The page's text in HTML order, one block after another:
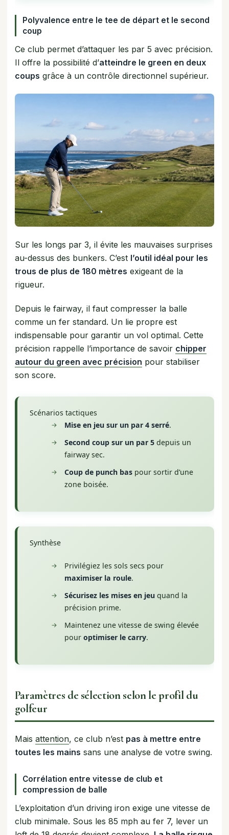
Polyvalence entre le tee de départ et le second
coup
Ce club permet d’attaquer les par 5 avec précision.
Il offre la possibilité d’atteindre le green en deux
coups grâce à un contrôle directionnel supérieur.
Sur les longs par 3, il évite les mauvaises surprises
au-dessus des bunkers. C’est l’outil idéal pour les
trous de plus de 180 mètres exigeant de la
rigueur.
Depuis le fairway, il faut compresser la balle
comme un fer standard. Un lie propre est
indispensable pour garantir un vol optimal. Cette
précision rappelle l’importance de savoir chipper
autour du green avec précision pour stabiliser
son score.
Scénarios tactiques
Mise en jeu sur un par 4 serré.
Second coup sur un par 5 depuis un
fairway sec.
Coup de punch bas pour sortir d’une
zone boisée.
Synthèse
Privilégiez les sols secs pour
maximiser la roule.
Sécurisez les mises en jeu quand la
précision prime.
Maintenez une vitesse de swing élevée
pouroptimiser le carry.
Paramètres de sélection selon le profil du
golfeur
Mais attention, ce club n’est pas à mettre entre
toutes les mains sans une analyse de votre swing.
Corrélation entre vitesse de club et
compression de balle
L’exploitation d’un driving iron exige une vitesse de
club minimale. Sous les 85 mph au fer 7, lever un